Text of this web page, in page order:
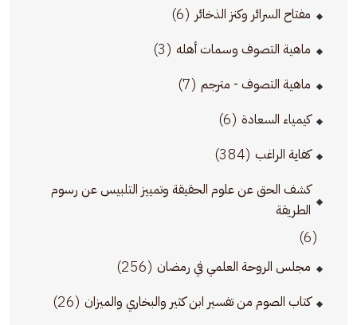
مفتاح السرائر وكنز الذخائر (6)
ماهية التصوف وسمات أهله (3)
ماهية التصوف - مترجم (7)
كيمياء السعادة (6)
كفاية الراغب (384)
كشف الحق عن علوم الحقيقة وتمييز التلبيس عن رسوم
الطريقة
(6)
مجلس الروحة العلمي في رمضان (256)
كتاب الصوم من تفسير ابن كثير والبخاري والميزان (26)